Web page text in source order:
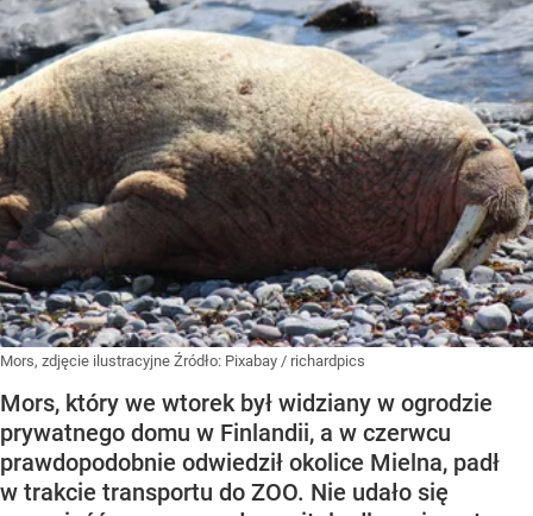
Mors, zdjęcie ilustracyjne Źródło: Pixabay / richardpics
Mors, który we wtorek był widziany w ogrodzie
prywatnego domu w Finlandii, a w czerwcu
prawdopodobnie odwiedził okolice Mielna, padł
w trakcie transportu do ZOO. Nie udało się